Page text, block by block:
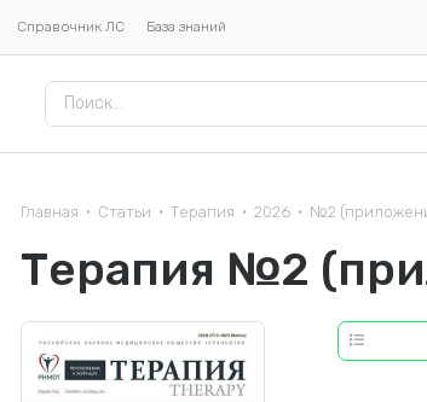
Справочник ЛС База знаний
Главная • Статьи • Терапия • 2026 • №2
Терапия №2